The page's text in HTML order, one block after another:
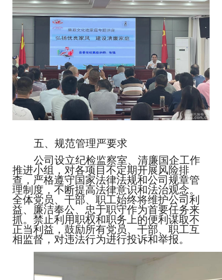
五、规范管理严要求
公司设立纪检监察室、清廉国企工作
推进小组，对各项目不定期开展风险排
查，严格遵守国家法律法规和公司规章管
理制度，不断提高法律意识和法治观念。
全体党员、干部、职工始终将维护公司利
益、廉洁奉公、忠于职守作为首要任务来
抓。禁止利用职权和职务上的便利谋取不
正当利益，鼓励所有党员、干部、职工互
相监督，对违法行为进行投诉和举报。